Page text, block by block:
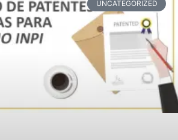
UNCATEGORIZED